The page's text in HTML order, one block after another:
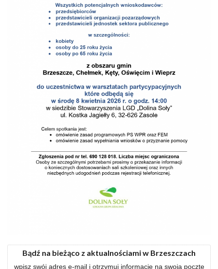
Bądź na bieżąco z aktualnościami w Brzeszczach
wpisz swój adres e-mail i otrzymuj informacje na swoją pocztę